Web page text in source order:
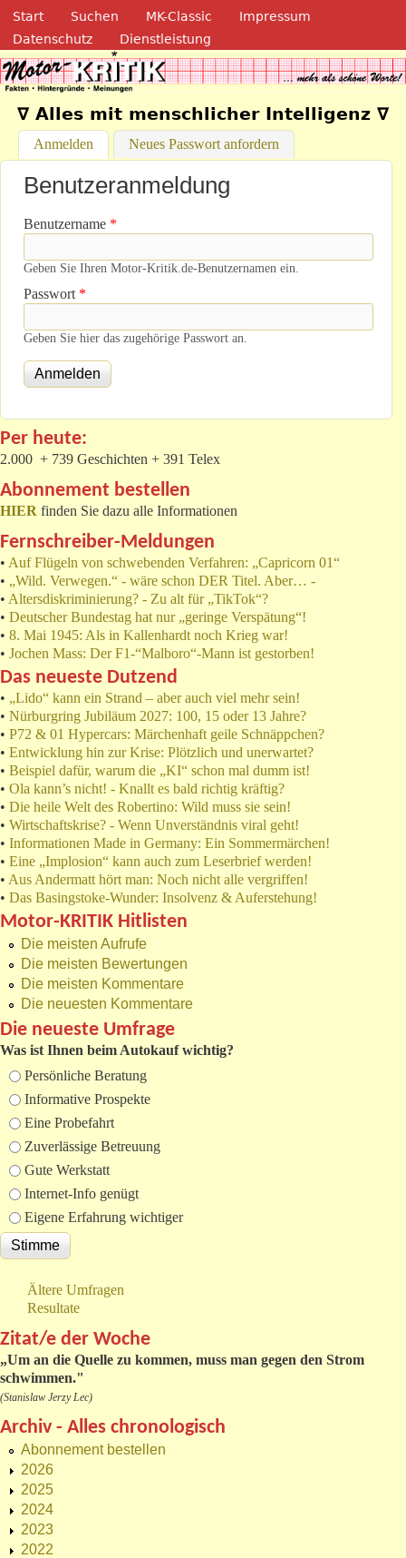
Direkt zum Inhalt
Navigation
Start Suchen MK-Classic
Impressum
Datenschutz
Dienstleistung
Motor-Kritik.de
∇ Alles mit menschlicher Intelligenz ∇
Anmelden (aktiver Reiter)
Neues Passwort anfordern
Benutzeranmeldung
Benutzername *
Geben Sie Ihren Motor-Kritik.de-Benutzernamen ein.
Passwort *
Geben Sie hier das zugehörige Passwort an.
Per heute:
2.000 + 739 Geschichten + 391 Telex
Abonnement bestellen
HIER finden Sie dazu alle Informationen
Fernschreiber-Meldungen
• Auf Flügeln von schwebenden Verfahren: „Capricorn 01“
• „Wild. Verwegen.“ - wäre schon DER Titel. Aber… -
• Altersdiskriminierung? - Zu alt für „TikTok“?
• Deutscher Bundestag hat nur „geringe Verspätung“!
• 8. Mai 1945: Als in Kallenhardt noch Krieg war!
• Jochen Mass: Der F1-“Malboro“-Mann ist gestorben!
Das neueste Dutzend
• „Lido“ kann ein Strand – aber auch viel mehr sein!
• Nürburgring Jubiläum 2027: 100, 15 oder 13 Jahre?
• P72 & 01 Hypercars: Märchenhaft geile Schnäppchen?
• Entwicklung hin zur Krise: Plötzlich und unerwartet?
• Beispiel dafür, warum die „KI“ schon mal dumm ist!
• Ola kann’s nicht! - Knallt es bald richtig kräftig?
• Die heile Welt des Robertino: Wild muss sie sein!
• Wirtschaftskrise? - Wenn Unverständnis viral geht!
• Informationen Made in Germany: Ein Sommermärchen!
• Eine „Implosion“ kann auch zum Leserbrief werden!
• Aus Andermatt hört man: Noch nicht alle vergriffen!
• Das Basingstoke-Wunder: Insolvenz & Auferstehung!
Motor-KRITIK Hitlisten
Die meisten Aufrufe
Die meisten Bewertungen
Die meisten Kommentare
Die neuesten Kommentare
Die neueste Umfrage
Was ist Ihnen beim Autokauf wichtig?
Auswahlmöglichkeiten
Persönliche Beratung
Informative Prospekte
Eine Probefahrt
Zuverlässige Betreuung
Gute Werkstatt
Internet-Info genügt
Eigene Erfahrung wichtiger
Ältere Umfragen
Resultate
Zitat/e der Woche
„Um an die Quelle zu kommen, muss man gegen den Strom
schwimmen."
(Stanislaw Jerzy Lec)
Archiv - Alles chronologisch
Abonnement bestellen
2026
2025
2024
2023
2022